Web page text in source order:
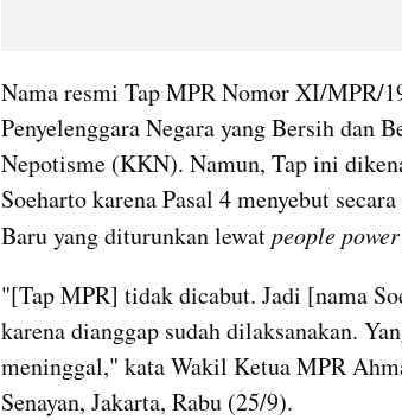
Nama resmi Tap MPR Nomor XI/MPR/
Penyelenggara Negara yang Bersih dan
Nepotisme (KKN). Namun, Tap ini
Soeharto karena Pasal 4 menyebut
Baru yang diturunkan lewat people power
"[Tap MPR] tidak dicabut. Jadi [nama
karena dianggap sudah dilaksanakan.
meninggal," kata Wakil Ketua MPR
Senayan, Jakarta, Rabu (25/9).